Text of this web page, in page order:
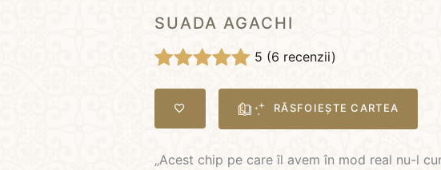
SUADA AGACHI
5.00 din 5 pe
baza a
clienți
5 (6 recenzii)
RĂSFOIEȘTE CARTEA
„Acest chip pe care îl avem în mod real nu-l